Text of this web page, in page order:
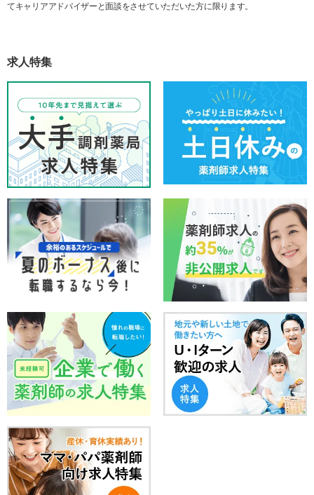
てキャリアアドバイザーと面談をさせていただいた方に限ります。
求人特集